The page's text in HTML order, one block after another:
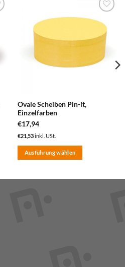
zum
Merkzettel
hinzufügen
Ovale Scheiben Pin-it,
Einzelfarben
€17,94
€21,53inkl. USt.
Ausführung wählen